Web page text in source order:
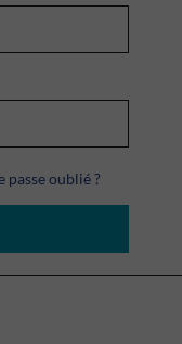
passe oublié ?